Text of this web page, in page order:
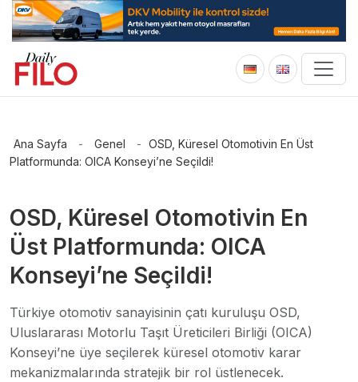
Ana Sayfa - Genel - OSD, Küresel Otomotivin En Üst
Platformunda: OICA Konseyi’ne Seçildi!
OSD, Küresel Otomotivin En
Üst Platformunda: OICA
Konseyi’ne Seçildi!
Türkiye otomotiv sanayisinin çatı kuruluşu OSD,
Uluslararası Motorlu Taşıt Üreticileri Birliği (OICA)
Konseyi’ne üye seçilerek küresel otomotiv karar
mekanizmalarında stratejik bir rol üstlenecek.